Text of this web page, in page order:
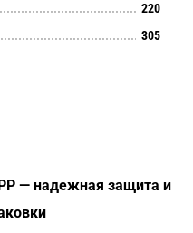
220
305
— надежная защита и